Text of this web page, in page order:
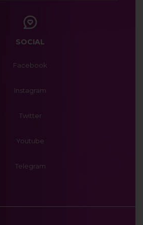
SOCIAL
Facebook
Instagram
Twitter
Youtube
Telegram